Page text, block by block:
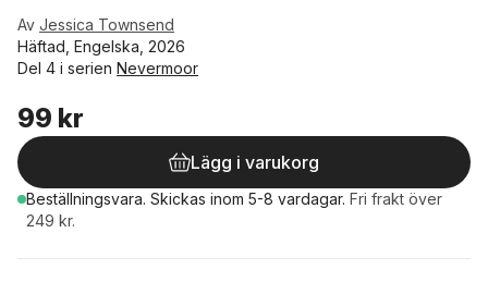
Av Jessica Townsend
Häftad, Engelska, 2026
Del 4 i serien Nevermoor
99 kr
Lägg i varukorg
Beställningsvara. Skickas inom 5-8 vardagar. Fri frakt över
249 kr.